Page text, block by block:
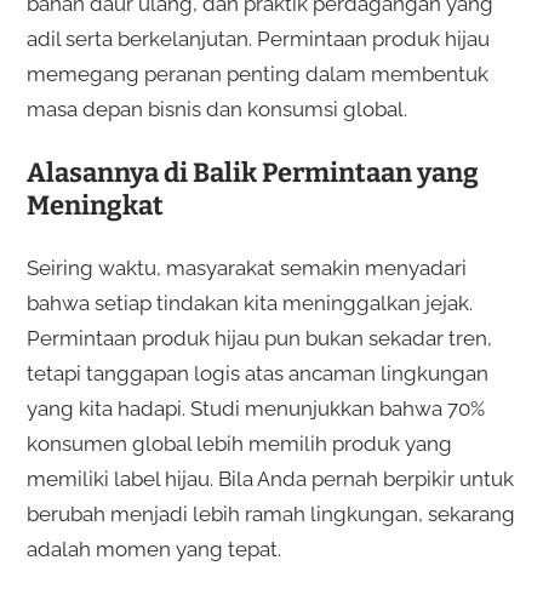
adil serta berkelanjutan. Permintaan produk hijau
memegang peranan penting dalam membentuk
masa depan bisnis dan konsumsi global.
Alasannya di Balik Permintaan yang
Meningkat
Seiring waktu, masyarakat semakin menyadari
bahwa setiap tindakan kita meninggalkan jejak.
Permintaan produk hijau pun bukan sekadar tren,
tetapi tanggapan logis atas ancaman lingkungan
yang kita hadapi. Studi menunjukkan bahwa 70%
konsumen global lebih memilih produk yang
memiliki label hijau. Bila Anda pernah berpikir untuk
berubah menjadi lebih ramah lingkungan, sekarang
adalah momen yang tepat.